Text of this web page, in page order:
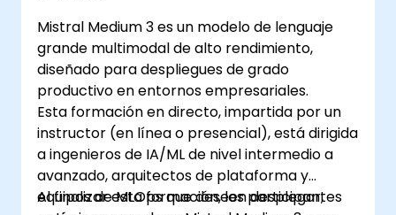
Mistral Medium 3 es un modelo de lenguaje
grande multimodal de alto rendimiento,
diseñado para despliegues de grado
productivo en entornos empresariales.
Esta formación en directo, impartida por un
instructor (en línea o presencial), está dirigida
a ingenieros de IA/ML de nivel intermedio a
avanzado, arquitectos de plataforma y
equipos de MLOps que deseen desplegar,
Al finalizar esta formación, los participantes